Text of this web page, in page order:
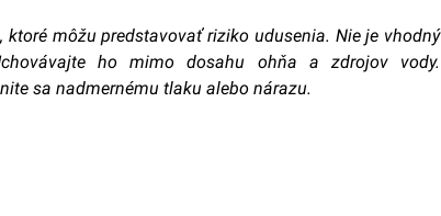
ktoré môžu predstavovať riziko udusenia. Nie je vhodný
ho mimo dosahu ohňa a zdrojov vody.
sa nadmernému tlaku alebo nárazu.